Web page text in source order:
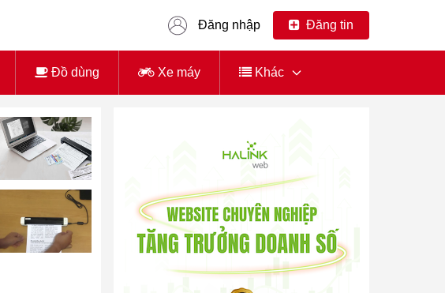
Đăng nhập Đăng tin
Đồ dùng Xe máy Khác